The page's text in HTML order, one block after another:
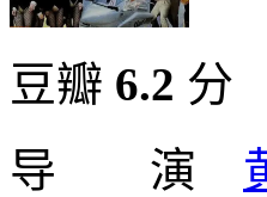
豆瓣 6.2 分
导 演